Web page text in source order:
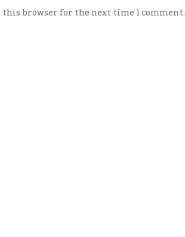
this browser for the next time I comment.